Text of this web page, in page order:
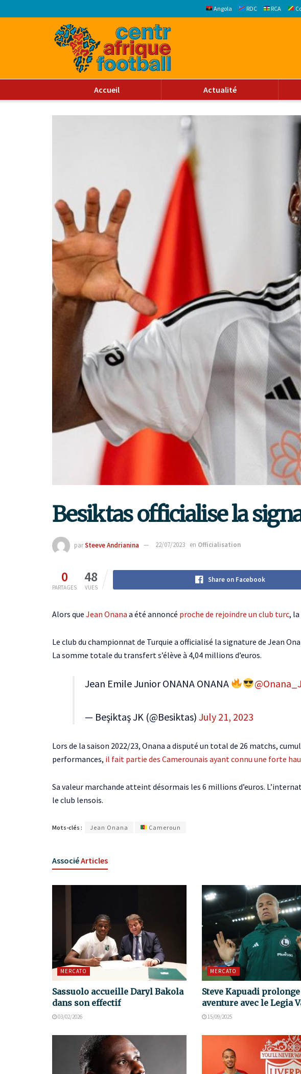
Angola RDC RCA
Accueil Actualité
Besiktas officialise la
parSteeve Andrianina 22/07/2023 en Officialisation
0
PARTAGES
48
VUES
Share on Facebook
Alors que Jean Onana a été annoncé proche de rejoindre un club turc,
Le club du championnat de Turquie a officialisé la signature de Jean
La somme totale du transfert s’élève à 4,04 millions d’euros.
Jean Emile Junior ONANA ONANA
— Beşiktaş JK (@Besiktas) July 21, 2023
Lors de la saison 2022/23, Onana a disputé un total de 26 matchs,
performances, il fait partie des Camerounais ayant connu une forte
Sa valeur marchande atteint désormais les 6 millions d’euros.
le club lensois.
Mots-clés : Jean Onana Cameroun
AssociéArticles
MERCATO
Sassuolo accueille Daryl Bakola
dans son effectif
03/02/2026
MERCATO
Steve Kapuadi
aventure avec le Legia
15/09/2025